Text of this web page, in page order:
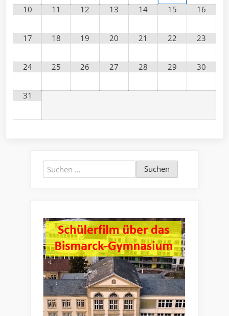
10 11 12 13 14 15 16
17 18 19 20 21 22 23
24 25 26 27 28 29 30
31
Suchen
nach: